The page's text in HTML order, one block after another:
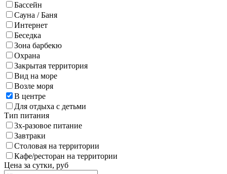
Бассейн
Сауна / Баня
Интернет
Беседка
Зона барбекю
Охрана
Закрытая территория
Вид на море
Возле моря
В центре
Для отдыха с детьми
Тип питания
3х-разовое питание
Завтраки
Столовая на территории
Кафе/ресторан на территории
Цена за сутки, руб